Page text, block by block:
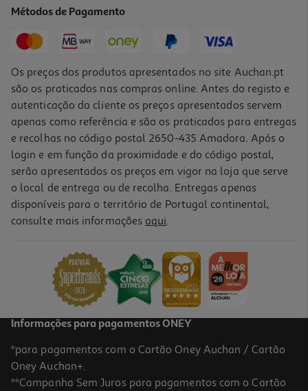
9,90 € PVP de editor
Promoção
-10%
Livro Bluey: Unicorse Aavv
PVP de editor
12,29 €
Métodos de Pagamento
Os preços dos produtos apresentados no site Auchan.pt
são os praticados nas compras online. Antes do registo e
autenticação do cliente os preços apresentados servem
apenas como referência e são os praticados para entregas
e recolhas no código postal 2650-435 Amadora. Após o
login e em função da proximidade e do código postal,
serão apresentados os preços em vigor na loja que serve
o local de entrega ou de recolha. Entregas apenas
disponíveis para o território de Portugal continental,
consulte mais informações aqui.
Informações para pagamentos ONEY
*para pagamentos com o Cartão Oney Auchan / Cartão
Oney Auchan+.
**Campanha Sem Juros para pagamentos com o Cartão